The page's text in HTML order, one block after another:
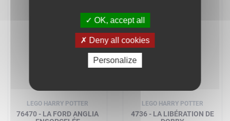
LEGO HARRY POTTER
76470 - LA FORD ANGLIA
LEGO HARRY POTTER
4736 - LA LIBÉRATION DE
OK, accept all
Deny all cookies
Personalize